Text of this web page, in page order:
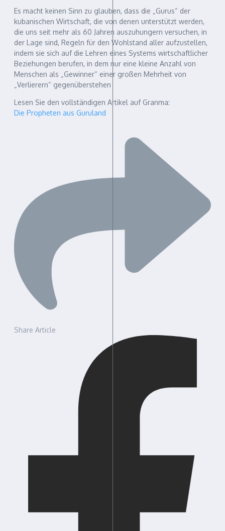
Es macht keinen Sinn zu glauben, dass die „Gurus“ der
kubanischen Wirtschaft, die von denen unterstützt werden,
die uns seit mehr als 60 Jahren auszuhungern versuchen, in
der Lage sind, Regeln für den Wohlstand aller aufzustellen,
indem sie sich auf die Lehren eines Systems wirtschaftlicher
Beziehungen berufen, in dem nur eine kleine Anzahl von
Menschen als „Gewinner“ einer großen Mehrheit von
„Verlierern“ gegenüberstehen
Lesen Sie den vollständigen Artikel auf Granma:
Die Propheten aus Guruland
Share Article